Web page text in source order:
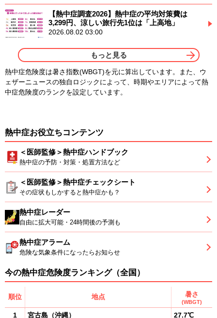
【熱中症調査2026】熱中症の平均対策費は
3,299円、涼しい旅行先1位は「上高地」
2026.08.02 03:00
もっと見る
熱中症危険度は暑さ指数(WBGT)を元に算出しています。また、ウ
ェザーニュースの独自ロジックによって、時期やエリアによって熱
中症危険度のランクを設定しています。
熱中症お役立ちコンテンツ
＜医師監修＞熱中症ハンドブック
熱中症の予防・対策・処置方法など
＜医師監修＞熱中症チェックシート
その症状もしかすると熱中症かも？
熱中症レーダー
自由に拡大可能・24時間後の予測も
熱中症アラーム
危険な気象条件になったらお知らせ
今の熱中症危険度ランキング（全国）
順位 地点 暑さ
(WBGT)
1 宮古島 （沖縄） 27.7℃